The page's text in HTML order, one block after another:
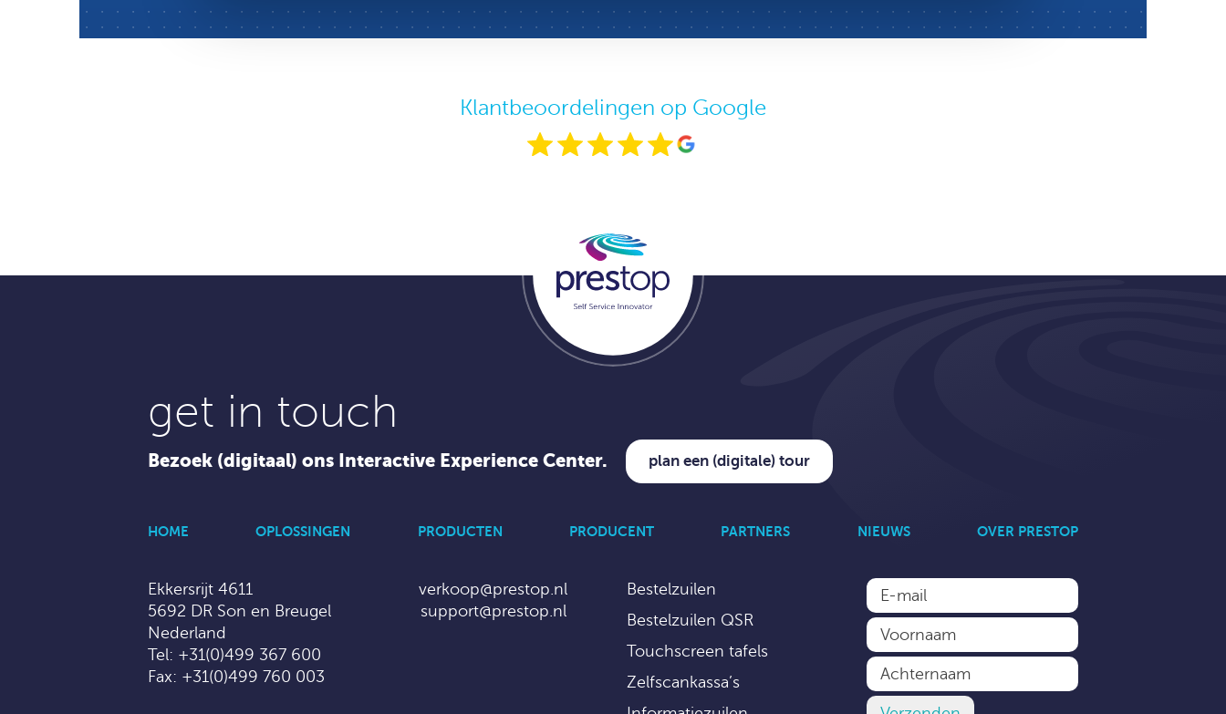
Klantbeoordelingen op Google
get in touch
Bezoek (digitaal) ons Interactive Experience Center. plan een (digitale) tour
HOME OPLOSSINGEN PRODUCTEN PRODUCENT PARTNERS NIEUWS OVER PRESTOP
Ekkersrijt 4611
5692 DR Son en Breugel
Nederland
Tel: +31(0)499 367 600
Fax: +31(0)499 760 003
verkoop@prestop.nl
support@prestop.nl
Bestelzuilen
Bestelzuilen QSR
Touchscreen tafels
Zelfscankassa’s